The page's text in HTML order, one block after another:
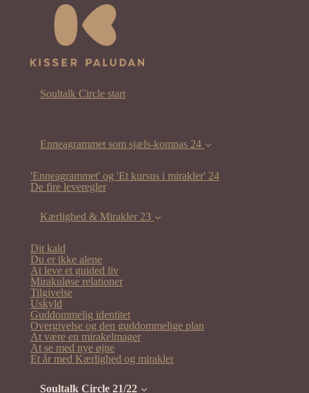
Soultalk Circle start
Enneagrammet som sjæls-kompas 24
'Enneagrammet' og 'Et kursus i mirakler' 24
De fire leveregler
Kærlighed & Mirakler 23
Dit kald
Du er ikke alene
At leve et guided liv
Mirakuløse relationer
Tilgivelse
Uskyld
Guddommelig identitet
Overgivelse og den guddommelige plan
At være en mirakelmager
At se med nye øjne
Et år med Kærlighed og mirakler
Soultalk Circle 21/22